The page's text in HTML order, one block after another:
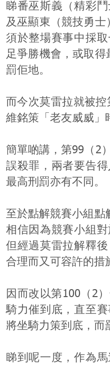
睇番巫斯義（精彩
及巫顯東（競技勇
須於整場賽事中採
足爭勝機會，或取
罰佢地。
而今次莫雷拉就被
維銘策「老友威威」
簡單啲講，第99（2
誤殺罪，兩者要告
最高刑罰亦有不同。
至於點解競賽小組點
相信因為競賽小組
但經過莫雷拉解釋
合理而又可容許的措
因而改以第100（2
騎力催到底，直至
將坐騎力策到底，而
睇到呢一度，作為